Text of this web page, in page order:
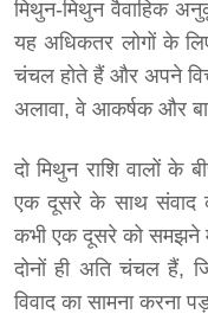
मिथुन-मिथुन वैवाहिक
यह अधिकतर लोगों के
चंचल होते हैं और अपने
अलावा, वे आकर्षक और
दो मिथुन राशि वालों के
एक दूसरे के साथ संवाद
कभी एक दूसरे को समझने
दोनों ही अति चंचल हैं,
विवाद का सामना करना